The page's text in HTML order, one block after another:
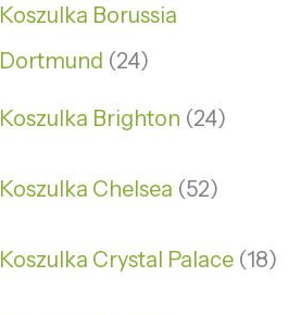
Koszulka Borussia
Dortmund 24
Koszulka Brighton 24
Koszulka Chelsea 52
Koszulka Crystal Palace 18